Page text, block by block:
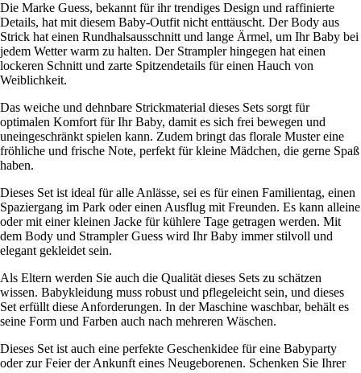
Die Marke Guess, bekannt für ihr trendiges Design und raffinierte
Details, hat mit diesem Baby-Outfit nicht enttäuscht. Der Body aus
Strick hat einen Rundhalsausschnitt und lange Ärmel, um Ihr Baby bei
jedem Wetter warm zu halten. Der Strampler hingegen hat einen
lockeren Schnitt und zarte Spitzendetails für einen Hauch von
Weiblichkeit.
Das weiche und dehnbare Strickmaterial dieses Sets sorgt für
optimalen Komfort für Ihr Baby, damit es sich frei bewegen und
uneingeschränkt spielen kann. Zudem bringt das florale Muster eine
fröhliche und frische Note, perfekt für kleine Mädchen, die gerne Spaß
haben.
Dieses Set ist ideal für alle Anlässe, sei es für einen Familientag, einen
Spaziergang im Park oder einen Ausflug mit Freunden. Es kann alleine
oder mit einer kleinen Jacke für kühlere Tage getragen werden. Mit
dem Body und Strampler Guess wird Ihr Baby immer stilvoll und
elegant gekleidet sein.
Als Eltern werden Sie auch die Qualität dieses Sets zu schätzen
wissen. Babykleidung muss robust und pflegeleicht sein, und dieses
Set erfüllt diese Anforderungen. In der Maschine waschbar, behält es
seine Form und Farben auch nach mehreren Wäschen.
Dieses Set ist auch eine perfekte Geschenkidee für eine Babyparty
oder zur Feier der Ankunft eines Neugeborenen. Schenken Sie Ihrer